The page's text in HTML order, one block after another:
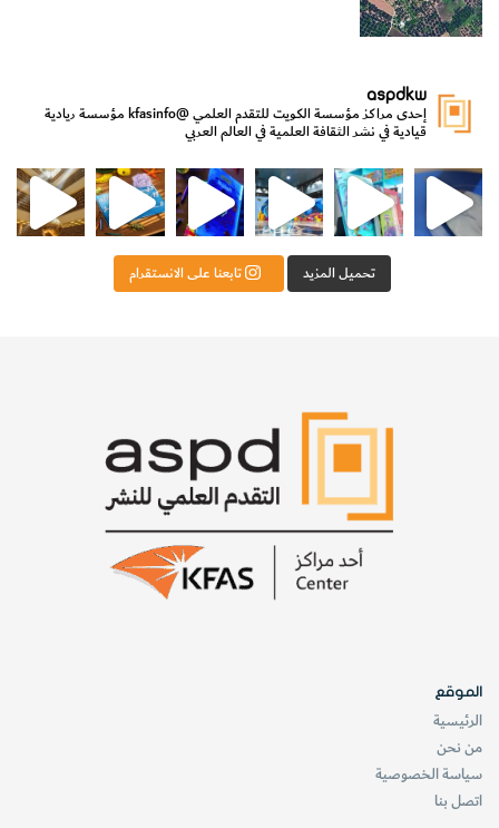
aspdkw
إحدى مراكز مؤسسة الكويت للتقدم العلمي@kfasinfo مؤسسة ريادية
قيادية في نشر الثقافة العلمية في العالم العربي
لشؤون الش
من الأعماق نكتشف ومن الكتب نتعلّم
⁨ ⁨ نتشرف بدعوتكم لزيارة جناح التقدم العلمي للنشر ⁨ رجعنا! ما كنّا بعيد! مجهزين لكم كل جديد!⁩
تحميل المزيد تابعنا على الانستقرام
الموقع
الرئيسية
من نحن
سياسة الخصوصية
اتصل بنا